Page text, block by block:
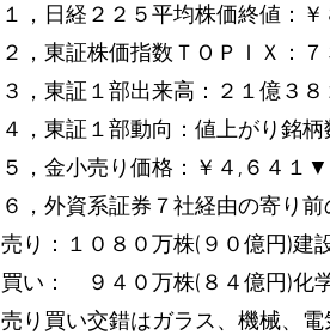
１，日経２２５平均株価終値：
２，東証株価指数ＴＯＰＩＸ：
３，東証１部出来高：２１億３
４，東証１部動向：値上がり銘
５，金小売り価格：￥４,６４
６，外資系証券７社経由の寄り
売り：１０８０万株(９０億円)建
買い： ９４０万株(８４億円)化
売り買い交錯はガラス、機械、